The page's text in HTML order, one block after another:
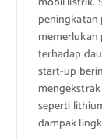
terhadap
start-up
seperti
dampak